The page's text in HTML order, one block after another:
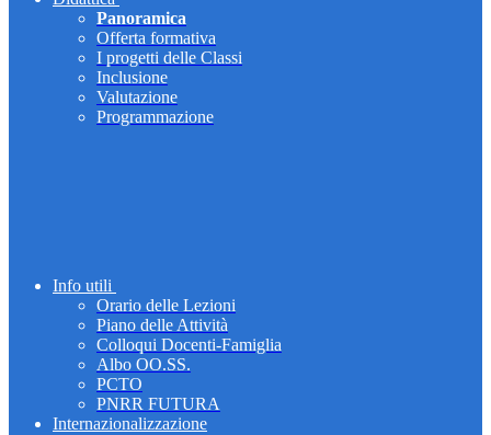
Panoramica
Offerta formativa
I progetti delle Classi
Inclusione
Valutazione
Programmazione
Info utili
Orario delle Lezioni
Piano delle Attività
Colloqui Docenti-Famiglia
Albo OO.SS.
PCTO
PNRR FUTURA
Internazionalizzazione